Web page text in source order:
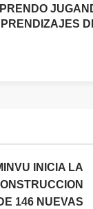
INICIA LA
146 NUEVAS